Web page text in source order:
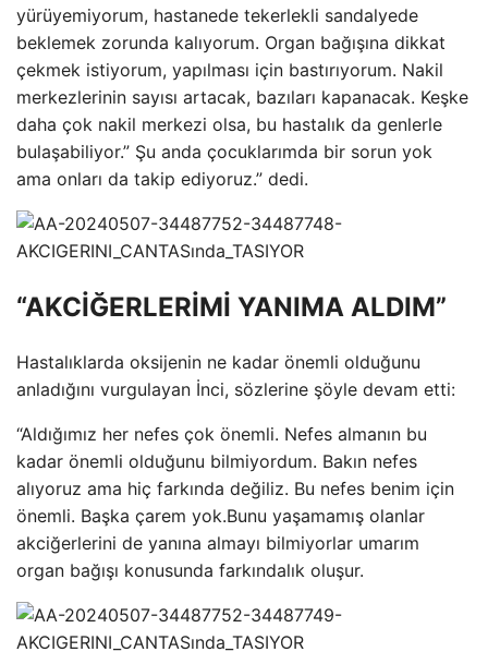
yürüyemiyorum, hastanede tekerlekli sandalyede
beklemek zorunda kalıyorum. Organ bağışına dikkat
çekmek istiyorum, yapılması için bastırıyorum. Nakil
merkezlerinin sayısı artacak, bazıları kapanacak. Keşke
daha çok nakil merkezi olsa, bu hastalık da genlerle
bulaşabiliyor.” Şu anda çocuklarımda bir sorun yok
ama onları da takip ediyoruz.” dedi.
“AKCİĞERLERİMİ YANIMA ALDIM”
Hastalıklarda oksijenin ne kadar önemli olduğunu
anladığını vurgulayan İnci, sözlerine şöyle devam etti:
“Aldığımız her nefes çok önemli. Nefes almanın bu
kadar önemli olduğunu bilmiyordum. Bakın nefes
alıyoruz ama hiç farkında değiliz. Bu nefes benim için
önemli. Başka çarem yok.Bunu yaşamamış olanlar
akciğerlerini de yanına almayı bilmiyorlar umarım
organ bağışı konusunda farkındalık oluşur.